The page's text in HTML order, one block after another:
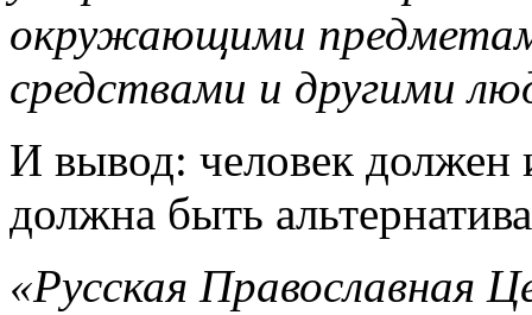
окружающими
средствами и другими
И вывод: человек должен
должна быть
«Русская Православная